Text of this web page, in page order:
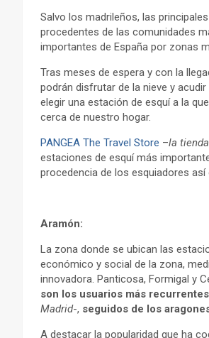
Salvo los madrileños, las
procedentes de las comunidades
importantes de España por zonas
Tras meses de espera y con la
podrán disfrutar de la nieve y
elegir una estación de esquí a la
cerca de nuestro hogar.
PANGEA The Travel Store –la
estaciones de esquí más
procedencia de los esquiadores
Aramón:
La zona donde se ubican las
económico y social de la zona,
innovadora. Panticosa, Formigal y
son los usuarios más
Madrid-, seguidos de los
A destacar la popularidad que ha